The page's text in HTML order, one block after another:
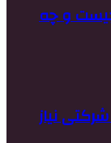
و چه
نیاز